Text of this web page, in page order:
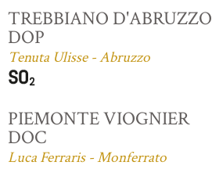
TREBBIANO D'ABRUZZO
DOP
Tenuta Ulisse - Abruzzo
PIEMONTE VIOGNIER
DOC
Luca Ferraris - Monferrato